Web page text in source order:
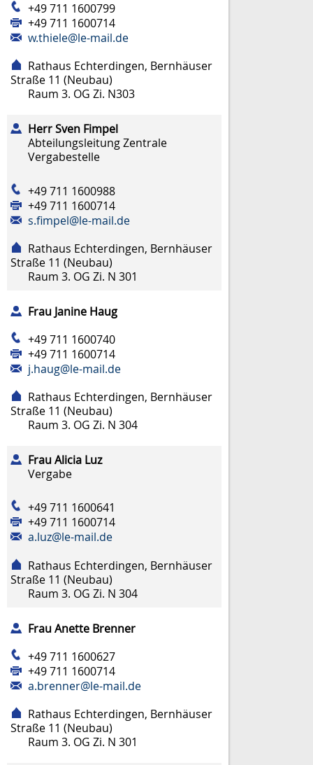
+49 711 1600799
+49 711 1600714
w.thiele@le-mail.de
Rathaus Echterdingen, Bernhäuser
Straße 11 (Neubau)
Raum 3. OG Zi. N303
HerrSven Fimpel
Abteilungsleitung Zentrale
Vergabestelle
+49 711 1600988
+49 711 1600714
s.fimpel@le-mail.de
Rathaus Echterdingen, Bernhäuser
Straße 11 (Neubau)
Raum 3. OG Zi. N 301
Frau Janine Haug
+49 711 1600740
+49 711 1600714
j.haug@le-mail.de
Rathaus Echterdingen, Bernhäuser
Straße 11 (Neubau)
Raum 3. OG Zi. N 304
FrauAlicia Luz
Vergabe
+49 711 1600641
+49 711 1600714
a.luz@le-mail.de
Rathaus Echterdingen, Bernhäuser
Straße 11 (Neubau)
Raum 3. OG Zi. N 304
FrauAnette Brenner
+49 711 1600627
+49 711 1600714
a.brenner@le-mail.de
Rathaus Echterdingen, Bernhäuser
Straße 11 (Neubau)
Raum 3. OG Zi. N 301